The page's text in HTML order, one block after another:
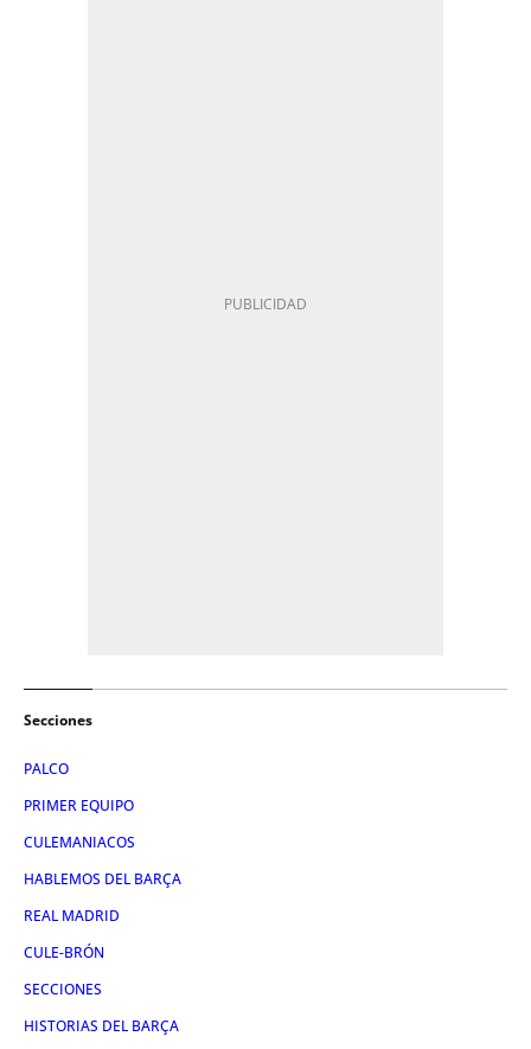
Secciones
PALCO
PRIMER EQUIPO
CULEMANIACOS
HABLEMOS DEL BARÇA
REAL MADRID
CULE-BRÓN
SECCIONES
HISTORIAS DEL BARÇA